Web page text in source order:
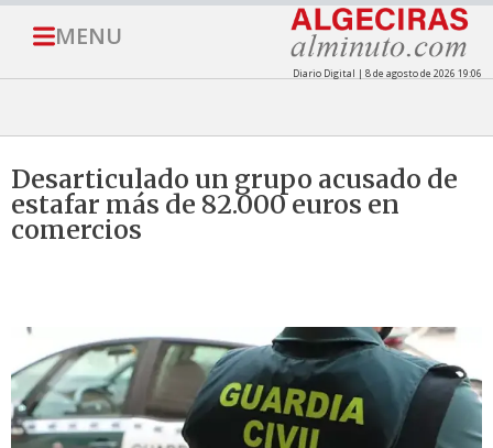
MENU
Diario Digital | 8 de agosto de 2026 19:06
Desarticulado un grupo acusado de
estafar más de 82.000 euros en
comercios